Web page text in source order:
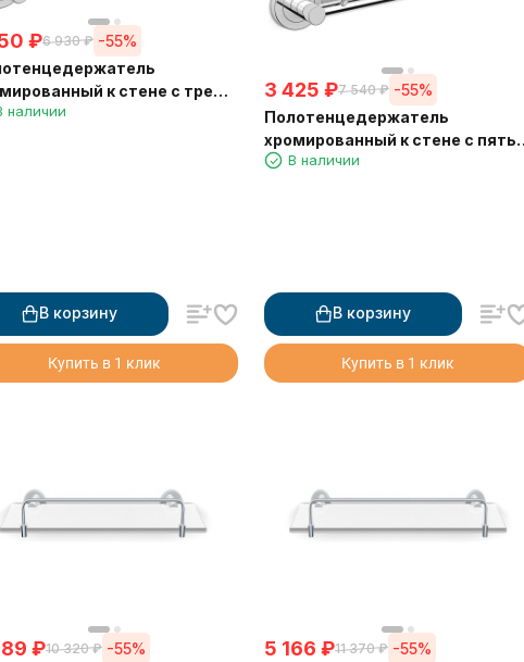
₽6 930 ₽ -55%
к стене с тремя
Langberger 11033A
наличии
В корзину
Купить в 1 клик
3 425 ₽7 540 ₽ -55%
Полотенцедержатель
хромированный к стене с
крючками Langberger 11035A
В наличии
В корзину
Купить в 1 клик
₽10 320 ₽ -55%
5 166 ₽11 370 ₽ -55%